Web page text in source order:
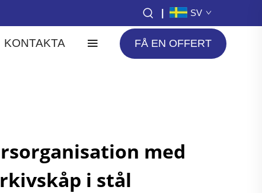
SV
KONTAKTA FÅ EN OFFERT
med
i stål